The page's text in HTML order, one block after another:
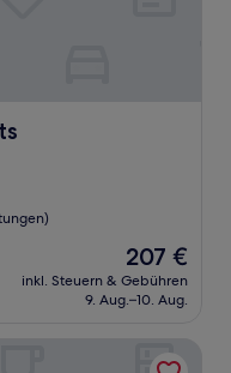
Der
Preis
beträgt
207 €
inkl. Steuern & Gebühren
9. Aug.–10. Aug.